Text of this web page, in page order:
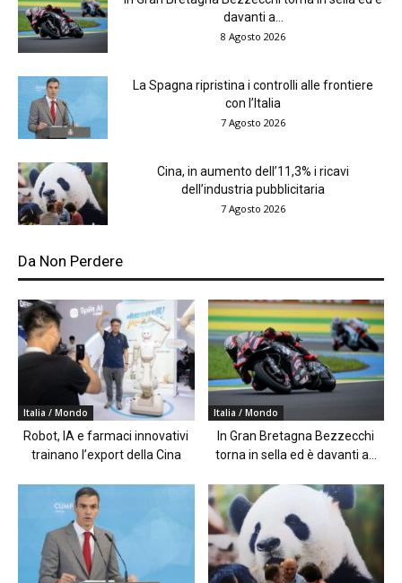
davanti a...
8 Agosto 2026
La Spagna ripristina i controlli alle frontiere
con l’Italia
7 Agosto 2026
Cina, in aumento dell’11,3% i ricavi
dell’industria pubblicitaria
7 Agosto 2026
Da Non Perdere
Italia / Mondo
Robot, IA e farmaci innovativi
trainano l’export della Cina
Italia / Mondo
In Gran Bretagna Bezzecchi
torna in sella ed è davanti a...